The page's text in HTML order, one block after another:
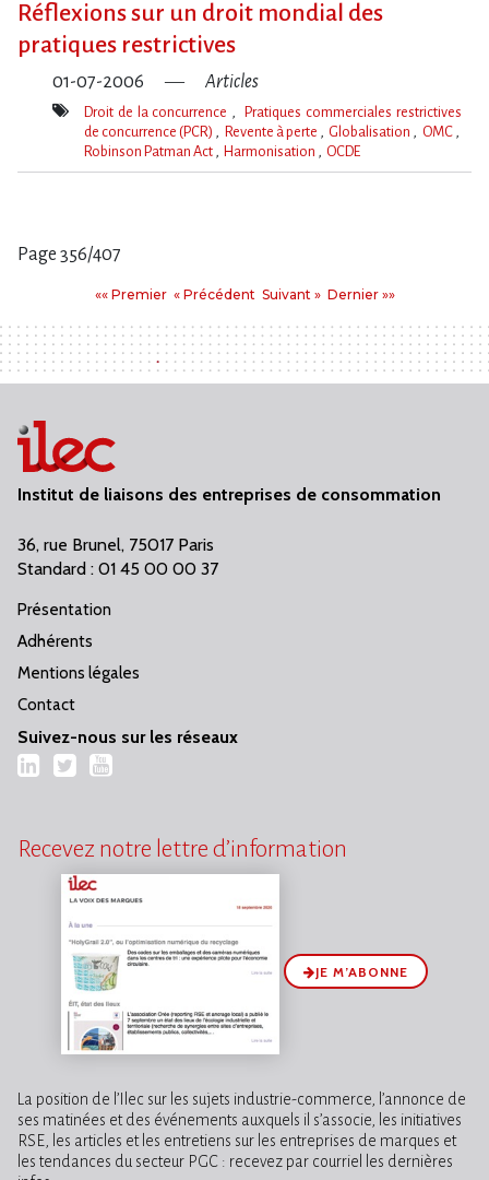
Réflexions sur un droit mondial des
pratiques restrictives
01-07-2006 Articles
Mot(s)-
Droit de la concurrence
Pratiques commerciales restrictives
de concurrence (PCR)
Revente à perte Globalisation
OMC
Robinson Patman Act
Harmonisation OCDE
Page 356/407
«« PremierPremier
« PrécédentPrécédent
Suivant
Suivant » Dernier
Dernier »»
Institut de liaisons des entreprises de consommation
36, rue Brunel, 75017 Paris
Standard : 01 45 00 00 37
Présentation
Adhérents
Mentions légales
Contact
Suivez-nous sur les réseaux
LinkedIn
TwitterYouTube
Recevez notre lettre d’information
JE M’ABONNE
La position de l’Ilec sur les sujets industrie-commerce, l’annonce de
ses matinées et des événements auxquels il s’associe, les initiatives
RSE, les articles et les entretiens sur les entreprises de marques et
les tendances du secteur PGC : recevez par courriel les dernières